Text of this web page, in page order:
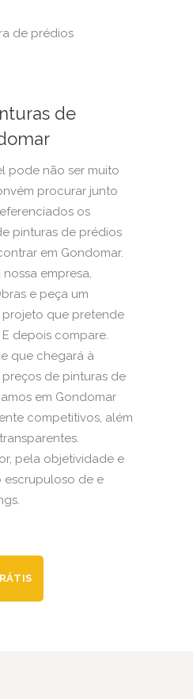
de
pode não ser muito
procurar junto
os
pinturas de prédios
em Gondomar.
empresa,
e peça um
que pretende
depois compare.
que chegará à
de pinturas de
em Gondomar
competitivos, além
pela objetividade e
escrupuloso de e